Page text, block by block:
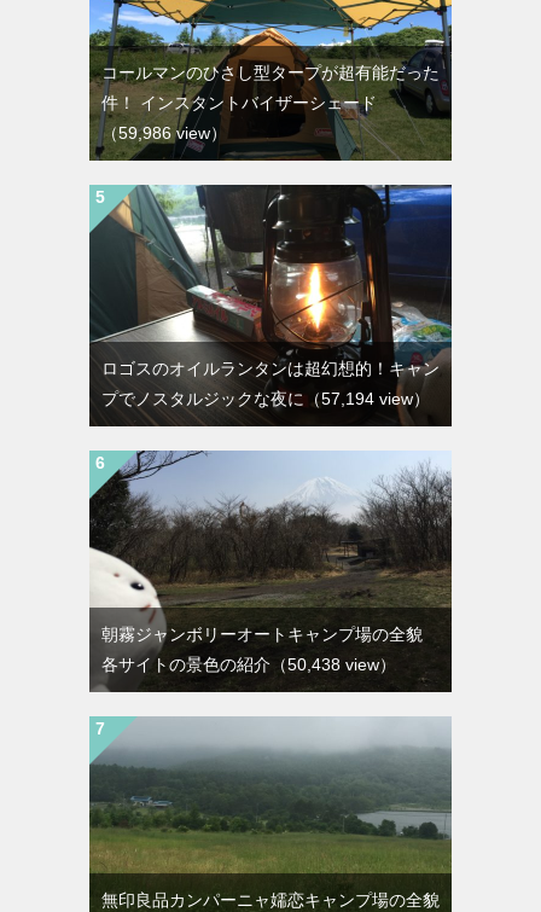
コールマンのひさし型タープが超有能だった
件！ インスタントバイザーシェード
（59,986 view）
ロゴスのオイルランタンは超幻想的！キャン
プでノスタルジックな夜に（57,194 view）
朝霧ジャンボリーオートキャンプ場の全貌
各サイトの景色の紹介 （50,438 view）
無印良品カンパーニャ嬬恋キャンプ場の全貌